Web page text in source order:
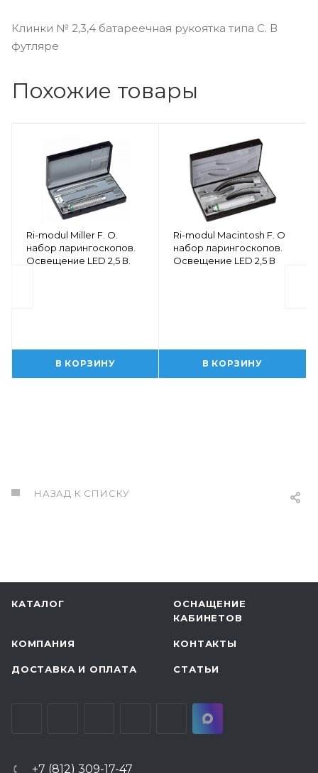
Клинки № 2,3,4 батареечная рукоятка типа C. В
футляре
Похожие товары
Ri-modul Miller F. O.
набор ларингоскопов.
Освещение LED 2,5 В.
В КОРЗИНУ
Ri-modul Macintosh F. O
набор ларингоскопов.
Освещение LED 2,5 В
В КОРЗИНУ
НАЗАД К СПИСКУ
КАТАЛОГ
ОСНАЩЕНИЕ
КАБИНЕТОВ
КОМПАНИЯ КОНТАКТЫ
ДОСТАВКА И ОПЛАТА СТАТЬИ
+7 (812) 309-17-47